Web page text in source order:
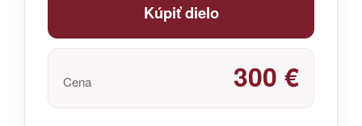
Kúpiť dielo
Cena 300 €